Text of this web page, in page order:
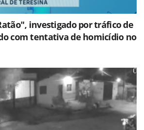
investigado por tráfico de
com tentativa de homicídio no